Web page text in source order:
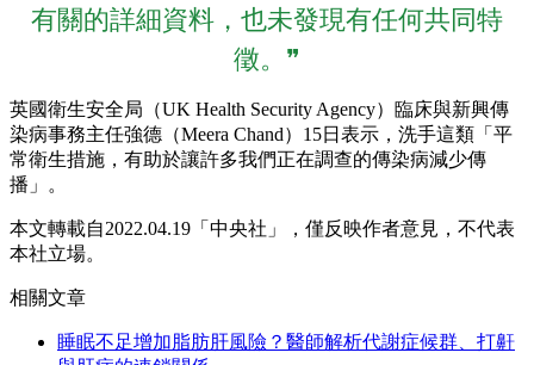
有關的詳細資料，也未發現有任何共同特
徵。❞
英國衛生安全局（UK Health Security Agency）臨床與新興傳
染病事務主任強德（Meera Chand）15日表示，洗手這類「平
常衛生措施，有助於讓許多我們正在調查的傳染病減少傳
播」。
本文轉載自2022.04.19「中央社」，僅反映作者意見，不代表
本社立場。
相關文章
睡眠不足增加脂肪肝風險？醫師解析代謝症候群、打鼾